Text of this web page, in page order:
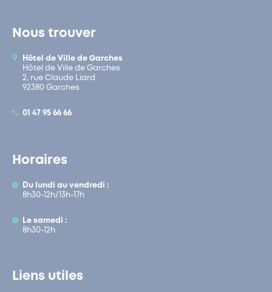
Nous trouver
Hôtel de Ville de Garches
Hôtel de Ville de Garches
2, rue Claude Liard
92380 Garches
01 47 95 66 66
Horaires
Du lundi au vendredi :
8h30-12h/13h-17h
Le samedi :
8h30-12h
Liens utiles